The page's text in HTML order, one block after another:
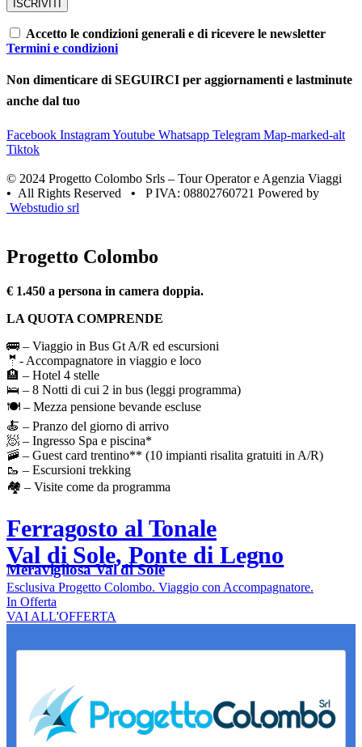
Accetto le condizioni generali e di ricevere le newsletter
Termini e condizioni
Non dimenticare di SEGUIRCI per aggiornamenti e lastminute
anche dal tuo
Facebook InstagramYoutube Whatsapp Telegram Map-marked-alt
Tiktok
© 2024 Progetto Colombo Srls – Tour Operator e Agenzia Viaggi
• All Rights Reserved • P IVA: 08802760721 Powered by
Webstudio srl
Progetto Colombo
€ 1.450 a persona in camera doppia.
LA QUOTA COMPRENDE
🚌 – Viaggio in Bus Gt A/R ed escursioni
🤵- Accompagnatore in viaggio e loco
🏨 – Hotel 4 stelle
🛌 – 8 Notti di cui 2 in bus (leggi programma)
🍽️ – Mezza pensione bevande escluse
🍝 – Pranzo del giorno di arrivo
🧖 – Ingresso Spa e piscina*
🚠 – Guest card trentino** (10 impianti risalita gratuiti in A/R)
🥾 – Escursioni trekking
🏘️ – Visite come da programma
Ferragosto al Tonale
Val di Sole, Ponte di Legno
Meravigliosa Val di Sole
Esclusiva Progetto Colombo. Viaggio con Accompagnatore.
In Offerta
VAI ALL'OFFERTA